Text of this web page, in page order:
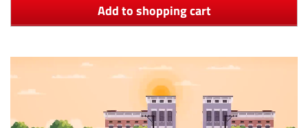
Add to shopping cart